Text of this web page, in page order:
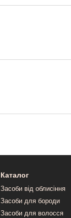
Каталог
Засоби від облисіння
Засоби для бороди
Засоби для волосся